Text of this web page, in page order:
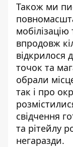
Також ми
впродовж
відкрилося
точок та
обрали
так і про
свідчення
та рітейлу
негаразди.